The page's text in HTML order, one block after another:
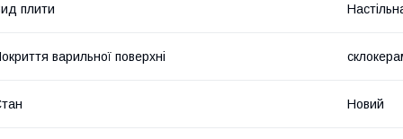
плити
варильної поверхні
Новий